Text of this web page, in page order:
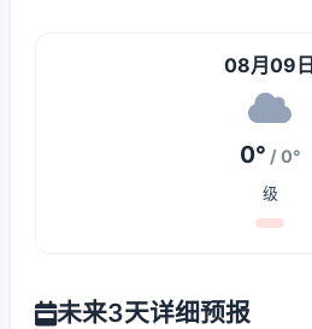
08月09日
0° / 0°
级
未来3天详细预报